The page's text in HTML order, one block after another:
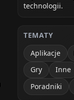
technologii.
TEMATY
Aplikacje
Gry
Inne
Poradniki